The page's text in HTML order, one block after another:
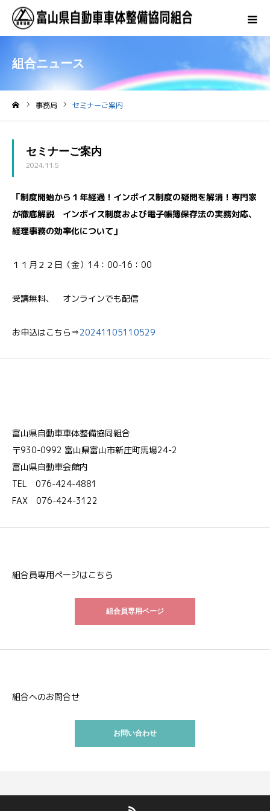
組合ニュース
事務局 セミナーご案内
セミナーご案内
2024.11.5
「制度開始から１年経過！インボイス制度の疑問を解消！専門家
が徹底解説 インボイス制度および電子帳簿保存法の実務対応、
経理事務の効率化について」
１１月２２日（金）14：00-16：00
受講無料、 オンラインでも配信
お申込はこちら⇒20241105110529
富山県自動車車体整備協同組合
〒930-0992 富山県富山市新庄町馬場24-2
富山県自動車会館内
TEL 076-424-4881
FAX 076-424-3122
組合員専用ページはこちら
組合員専用ページ
組合へのお問合せ
お問い合わせ